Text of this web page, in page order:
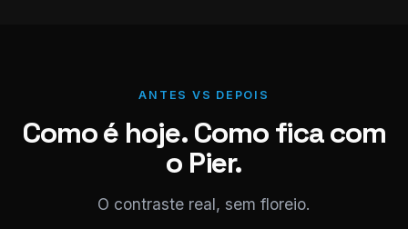
ANTES VS DEPOIS
Como é hoje. Como fica com
o Pier.
O contraste real, sem floreio.